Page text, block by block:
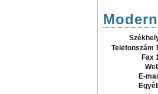
Telefonszám
Fax
E-